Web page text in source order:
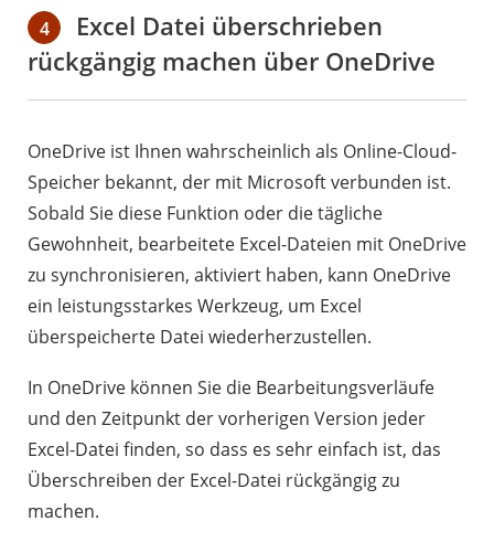
4
Excel Datei überschrieben
rückgängig machen über OneDrive
OneDrive ist Ihnen wahrscheinlich als Online-Cloud-
Speicher bekannt, der mit Microsoft verbunden ist.
Sobald Sie diese Funktion oder die tägliche
Gewohnheit, bearbeitete Excel-Dateien mit OneDrive
zu synchronisieren, aktiviert haben, kann OneDrive
ein leistungsstarkes Werkzeug, um Excel
überspeicherte Datei wiederherzustellen.
In OneDrive können Sie die Bearbeitungsverläufe
und den Zeitpunkt der vorherigen Version jeder
Excel-Datei finden, so dass es sehr einfach ist, das
Überschreiben der Excel-Datei rückgängig zu
machen.